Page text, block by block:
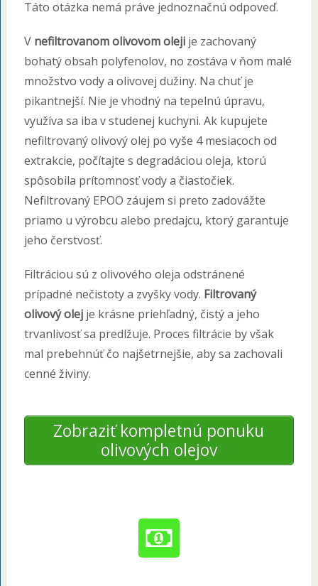
Táto otázka nemá práve jednoznačnú odpoveď.
V nefiltrovanom olivovom olejije zachovaný
bohatý obsah polyfenolov, no zostáva v ňom malé
množstvo vody a olivovej dužiny. Na chuť je
pikantnejší. Nie je vhodný na tepelnú úpravu,
využíva sa iba v studenej kuchyni. Ak kupujete
nefiltrovaný olivový olej po vyše 4 mesiacoch od
extrakcie, počítajte s degradáciou oleja, ktorú
spôsobila prítomnosť vody a čiastočiek.
Nefiltrovaný EPOO záujem si preto zadovážte
priamo u výrobcu alebo predajcu, ktorý garantuje
jeho čerstvosť.
Filtráciou sú z olivového oleja odstránené
prípadné nečistoty a zvyšky vody. Filtrovaný
olivový olejje krásne priehľadný, čistý a jeho
trvanlivosť sa predlžuje. Proces filtrácie by však
mal prebehnúť čo najšetrnejšie, aby sa zachovali
cenné živiny.
Zobraziť kompletnú ponuku
olivových olejov